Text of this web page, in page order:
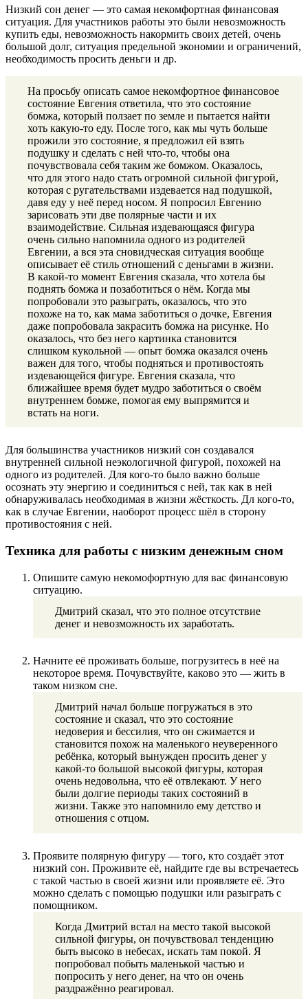
Низкий сон денег — это самая некомфортная финансовая
ситуация. Для участников работы это были невозможность
купить еды, невозможность накормить своих детей, очень
большой долг, ситуация предельной экономии и ограничений,
необходимость просить деньги и др.
На просьбу описать самое некомфортное финансовое
состояние Евгения ответила, что это состояние
бомжа, который ползает по земле и пытается найти
хоть какую-то еду. После того, как мы чуть больше
прожили это состояние, я предложил ей взять
подушку и сделать с ней что-то, чтобы она
почувствовала себя таким же бомжом. Оказалось,
что для этого надо стать огромной сильной фигурой,
которая с ругательствами издевается над подушкой,
давя еду у неё перед носом. Я попросил Евгению
зарисовать эти две полярные части и их
взаимодействие. Сильная издевающаяся фигура
очень сильно напомнила одного из родителей
Евгении, а вся эта сновидческая ситуация вообще
описывает её стиль отношений с деньгами в жизни.
В какой-то момент Евгения сказала, что хотела бы
поднять бомжа и позаботиться о нём. Когда мы
попробовали это разыграть, оказалось, что это
похоже на то, как мама заботиться о дочке, Евгения
даже попробовала закрасить бомжа на рисунке. Но
оказалось, что без него картинка становится
слишком кукольной — опыт бомжа оказался очень
важен для того, чтобы подняться и противостоять
издевающейся фигуре. Евгения сказала, что
ближайшее время будет мудро заботиться о своём
внутреннем бомже, помогая ему выпрямится и
встать на ноги.
Для большинства участников низкий сон создавался
внутренней сильной неэкологичной фигурой, похожей на
одного из родителей. Для кого-то было важно больше
осознать эту энергию и соединиться с ней, так как в ней
обнаруживалась необходимая в жизни жёсткость. Дл кого-то,
как в случае Евгении, наоборот процесс шёл в сторону
противостояния с ней.
Техника для работы с низким денежным сном
Опишите самую некомофортную для вас финансовую
ситуацию.
Дмитрий сказал, что это полное отсутствие
денег и невозможность их заработать.
Начните её проживать больше, погрузитесь в неё на
некоторое время. Почувствуйте, каково это — жить в
таком низком сне.
Дмитрий начал больше погружаться в это
состояние и сказал, что это состояние
недоверия и бессилия, что он сжимается и
становится похож на маленького неуверенного
ребёнка, который вынужден просить денег у
какой-то большой высокой фигуры, которая
очень недовольна, что её отвлекают. У него
были долгие периоды таких состояний в
жизни. Также это напомнило ему детство и
отношения с отцом.
Проявите полярную фигуру — того, кто создаёт этот
низкий сон. Проживите её, найдите где вы встречаетесь
с такой частью в своей жизни или проявляете её. Это
можно сделать с помощью подушки или разыграть с
помощником.
Когда Дмитрий встал на место такой высокой
сильной фигуры, он почувствовал тенденцию
быть высоко в небесах, искать там покой. Я
попробовал побыть маленькой частью и
попросить у него денег, на что он очень
раздражённо реагировал.